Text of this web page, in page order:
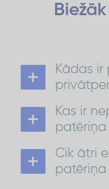
Kādas
līdz 1500
mēnešiem.
No 1 501
Vairāk par
Kas ir
patēriņa
ir
Cik ātri
patēriņa